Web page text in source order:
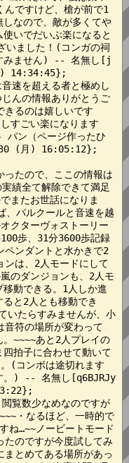
んですけど、槍が前で1
なので、敵が多くてや
いでだいぶ楽になると
いました！(コンガの祠
すみません) -- 名無し[j
) 14:34:45};
速を超える者と極めし
んの情報ありがとうご
きるのは嬉しいです
すごい楽になります
ン（ページ作ったひ
30 (月) 16:05:12};
たので、ここの情報は
績全て解除できて満足
またお世話になりま
、パルクールと音速を越
クターヴォストーリー
歩、31分3600歩記録
ペンダントと水かきで2
ンは、2人モードにして
のダンジョンも、2人モ
動できる。1人しか進
と2人とも移動でき
いたらすみませんが、小
音符の場所が変わって
~~~~あと2人プレイの
拍子に合わせて動いて
(コンボは途切れます
。) -- 名無し[q6BJRJy
覧数少なめなのですが
・なるほど、一時的で
ね…~~ノービートモード
たのですが今度試してみ
まとめてある場所があっ